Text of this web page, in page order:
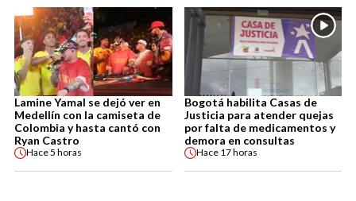
Lamine Yamal se dejó ver en
Medellín con la camiseta de
Colombia y hasta cantó con
Ryan Castro
Hace5 horas
Bogotá habilita Casas de
Justicia para atender quejas
por falta de medicamentos y
demora en consultas
Hace 17 horas